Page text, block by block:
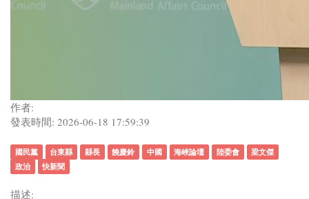
作者:
發表時間: 2026-06-18 17:59:39
國民黨 台東縣 縣長 饒慶鈴 中國 海峽論壇 陸委會
梁文傑
政治
快新聞
描述: